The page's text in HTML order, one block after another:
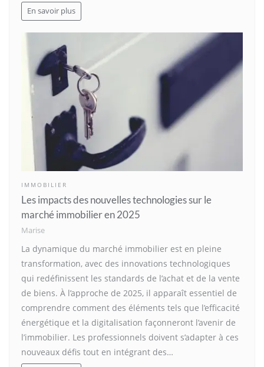
En savoir plus
IMMOBILIER
Les impacts des nouvelles technologies sur le
marché immobilier en 2025
Marise
La dynamique du marché immobilier est en pleine
transformation, avec des innovations technologiques
qui redéfinissent les standards de l’achat et de la vente
de biens. À l’approche de 2025, il apparaît essentiel de
comprendre comment des éléments tels que l’efficacité
énergétique et la digitalisation façonneront l’avenir de
l’immobilier. Les professionnels doivent s’adapter à ces
nouveaux défis tout en intégrant des…